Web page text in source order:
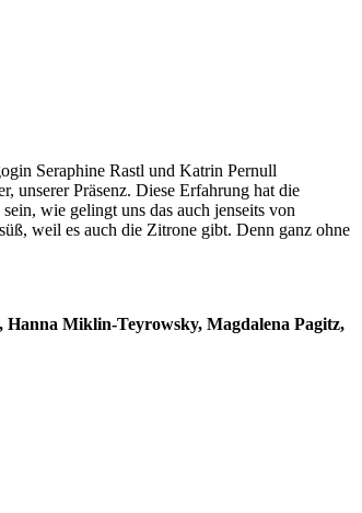
Seraphine Rastl und Katrin Pernull
unserer Präsenz. Diese Erfahrung hat die
wie gelingt uns das auch jenseits von
weil es auch die Zitrone gibt. Denn ganz ohne
Miklin-Teyrowsky, Magdalena Pagitz,